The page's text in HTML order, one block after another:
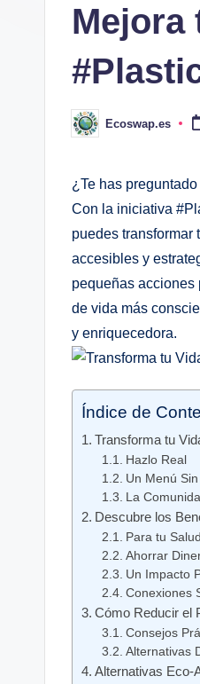
Mejora
Posted
by
Ecoswap.es
¿Te has
Con la iniciativa
puedes transformar
accesibles y
pequeñas acciones
‌de ​vida⁢ más
y enriquecedora.
Índice de
Transforma tu⁤
Hazlo Real
Un Menú
La
Descubre los
Para ⁣tu
Ahorrar
Un Impacto​
Conexiones
Cómo ‍Reducir⁤ el
Consejos
Alternativas
Alternativas ⁢Eco-